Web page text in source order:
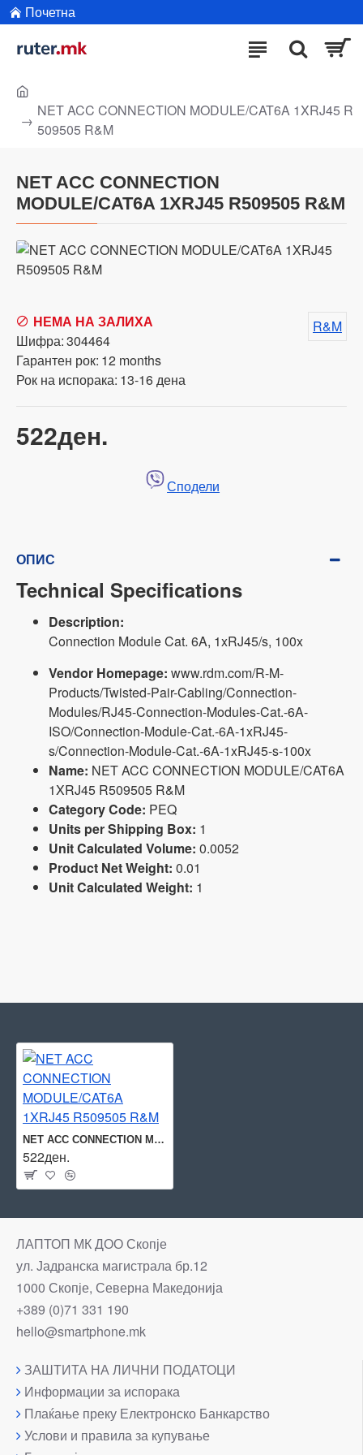
Почетна
NET ACC CONNECTION MODULE/CAT6A 1XRJ45 R
509505 R&M
NET ACC CONNECTION
MODULE/CAT6A 1XRJ45 R509505 R&M
522ден.
НЕМА НА ЗАЛИХА
Шифра:304464
Гарантен рок: 12 months
Рок на испорака: 13-16 дена
R&M
Сподели
ОПИС
Technical Specifications
Description:
Connection Module Cat. 6A, 1xRJ45/s, 100x
Vendor Homepage: www.rdm.com/R-M-
Products/Twisted-Pair-Cabling/Connection-
Modules/RJ45-Connection-Modules-Cat.-6A-
ISO/Connection-Module-Cat.-6A-1xRJ45-
s/Connection-Module-Cat.-6A-1xRJ45-s-100x
Name: NET ACC CONNECTION MODULE/CAT6A
1XRJ45 R509505 R&M
Category Code: PEQ
Units per Shipping Box: 1
Unit Calculated Volume: 0.0052
Product Net Weight: 0.01
Unit Calculated Weight: 1
NET ACC CONNECTION MODULE/CAT6A 1XRJ45 R509505 R&M
522ден.
ЛАПТОП МК ДОО Скопје
ул. Јадранска магистрала бр.12
1000 Скопје, Северна Македонија
+389 (0)71 331 190
hello@smartphone.mk
ЗАШТИТА НА ЛИЧНИ ПОДАТОЦИ
Информации за испорака
Плаќање преку Електронско Банкарство
Услови и правила за купување